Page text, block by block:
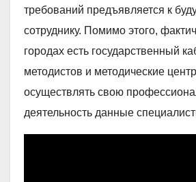
требований предъявляется к
сотруднику. Помимо этого,
городах есть государственный
методистов и методические
осуществлять свою
деятельность данные